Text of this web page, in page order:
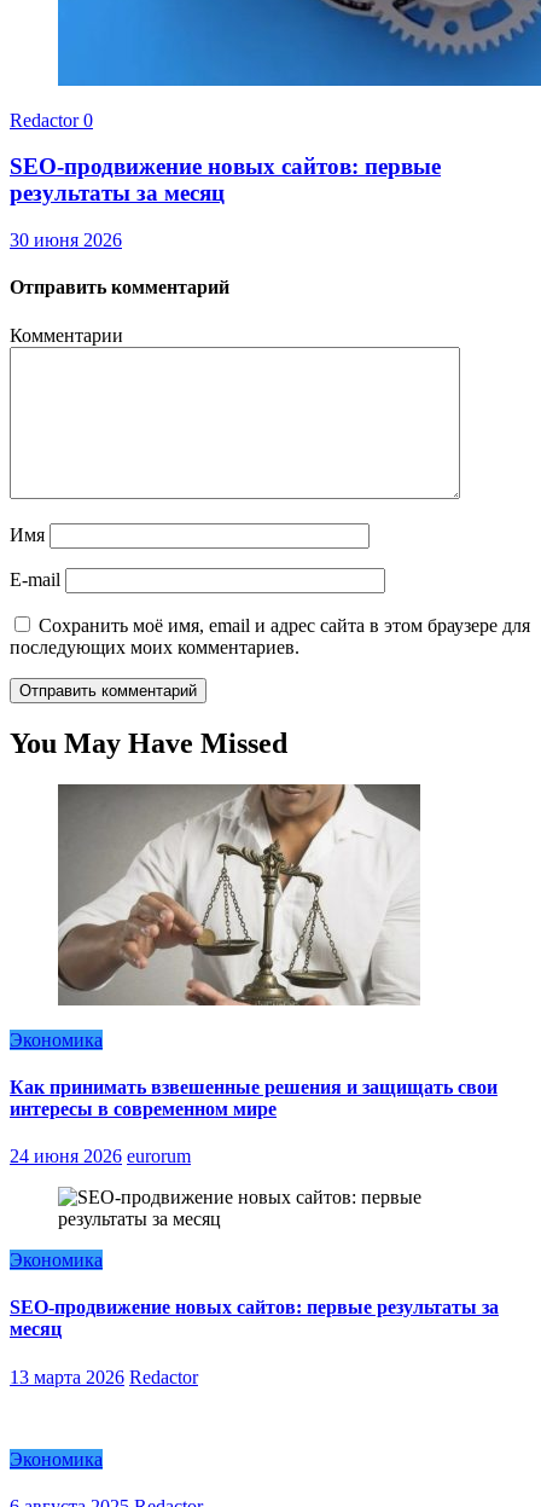
Redactor0
SEO-продвижение новых сайтов: первые
результаты за месяц
30 июня 2026
Отправить комментарий
Комментарии
Имя
E-mail
Сохранить моё имя, email и адрес сайта в этом браузере для
последующих моих комментариев.
You May Have Missed
Экономика
Как принимать взвешенные решения и защищать свои
интересы в современном мире
24 июня 2026 eurorum
Экономика
SEO-продвижение новых сайтов: первые результаты за
месяц
13 марта 2026 Redactor
Экономика